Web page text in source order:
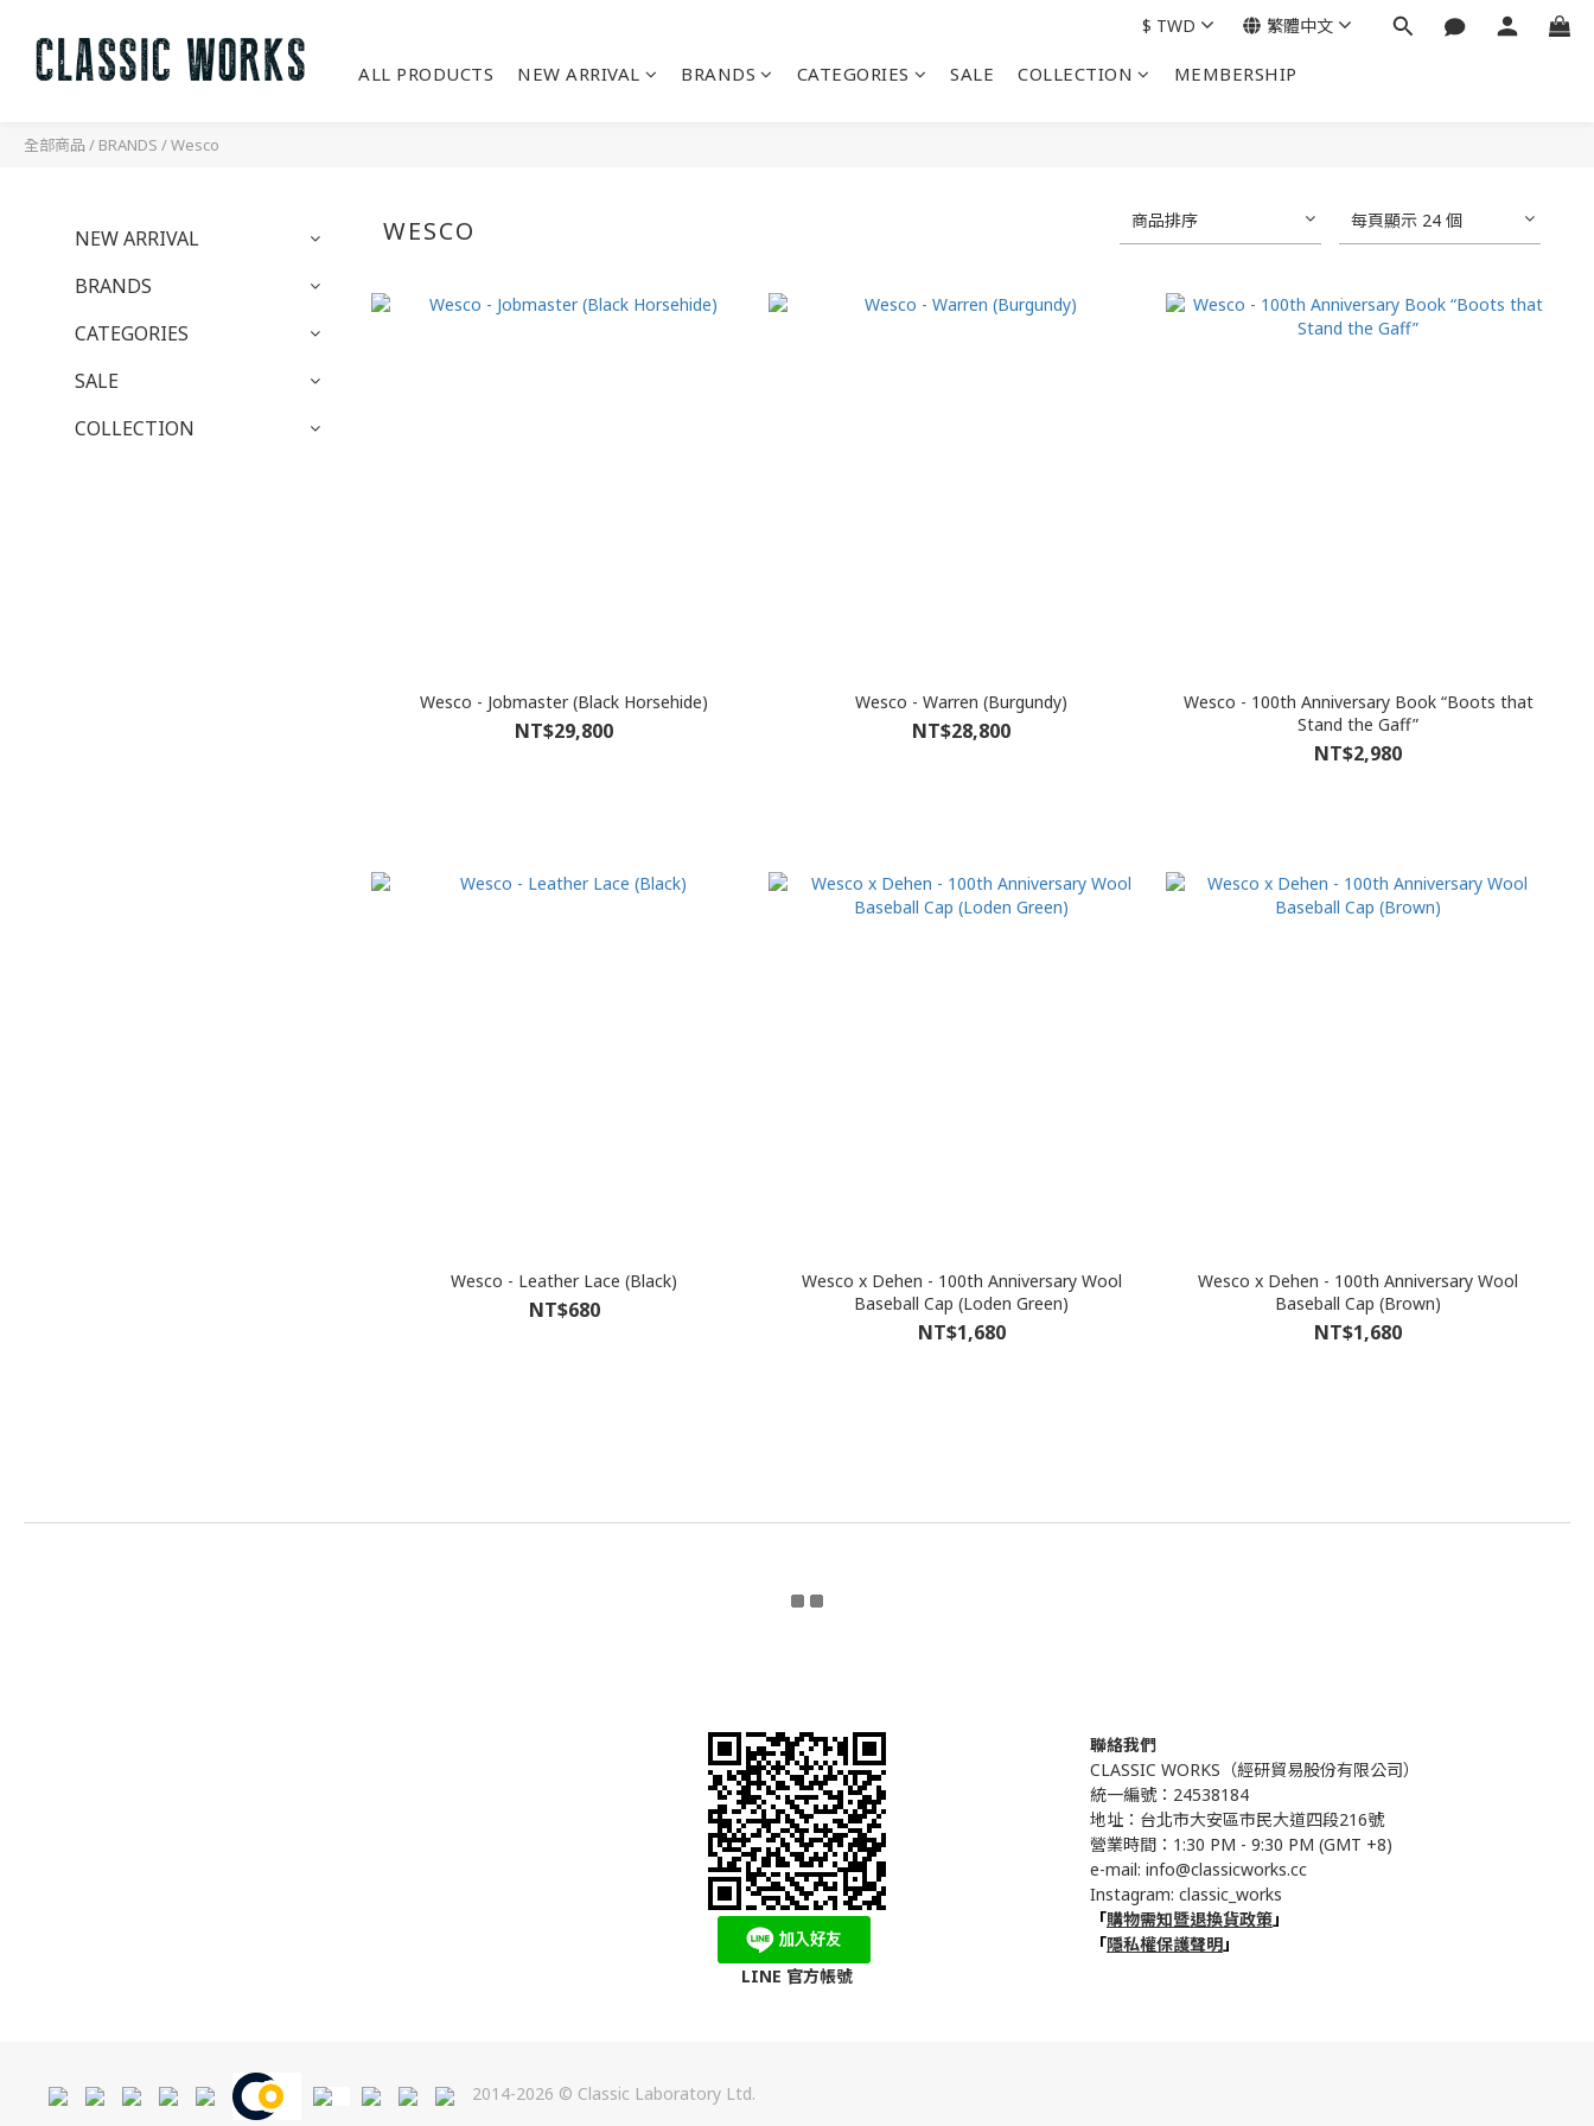
ALL PRODUCTS NEW ARRIVAL BRANDS CATEGORIES SALE COLLECTION MEMBERSHIP
$ TWD 繁體中文
全部商品 / BRANDS /Wesco
NEW ARRIVAL
BRANDS
CATEGORIES
SALE
COLLECTION
WESCO 商品排序 每頁顯示 24 個
Wesco - Jobmaster (Black Horsehide)
NT$29,800
Wesco - Warren (Burgundy)
NT$28,800
Wesco - 100th Anniversary Book “Boots that
Stand the Gaff”
NT$2,980
Wesco - Leather Lace (Black)
NT$680
Wesco x Dehen - 100th Anniversary Wool
Baseball Cap (Loden Green)
NT$1,680
Wesco x Dehen - 100th Anniversary Wool
Baseball Cap (Brown)
NT$1,680
LINE 官方帳號
聯絡我們
CLASSIC WORKS（經研貿易股份有限公司）
統一編號：24538184
地址：台北市大安區市民大道四段216號
營業時間：1:30 PM - 9:30 PM (GMT +8)
e-mail: info@classicworks.cc
Instagram: classic_works
「購物需知暨退換貨政策」
「隱私權保護聲明」
2014-2026 © Classic Laboratory Ltd.